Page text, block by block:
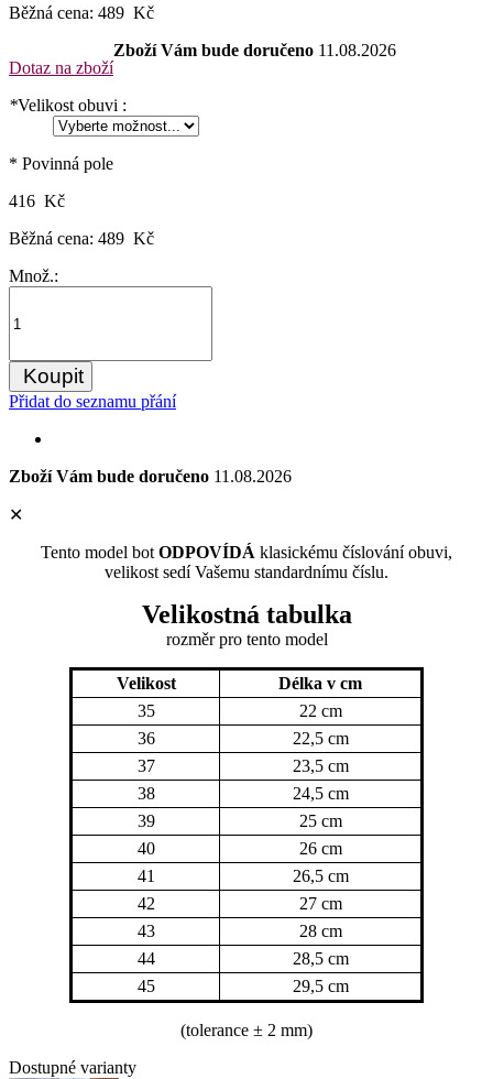
Běžná cena: 489 Kč
Dotaz na zboží
Zboží Vám bude doručeno 11.08.2026
*Velikost obuvi :
* Povinná pole
416 Kč
Běžná cena: 489 Kč
Množ.:
Koupit
Přidat do seznamu přání
Zboží Vám bude doručeno 11.08.2026
✕
Tento model bot ODPOVÍDÁ klasickému číslování obuvi,
velikost sedí Vašemu standardnímu číslu.
Velikostná tabulka
rozměrpro tento model
Velikost
Délka v cm
35
22 cm
36
22,5 cm
37
23,5 cm
38
24,5 cm
39
25 cm
40
26 cm
41
26,5 cm
42
27 cm
43
28 cm
44
28,5 cm
45
29,5 cm
(tolerance ± 2 mm)
Dostupné varianty